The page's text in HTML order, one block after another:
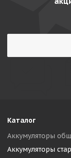
Каталог
Аккумуляторы
Аккумуляторы